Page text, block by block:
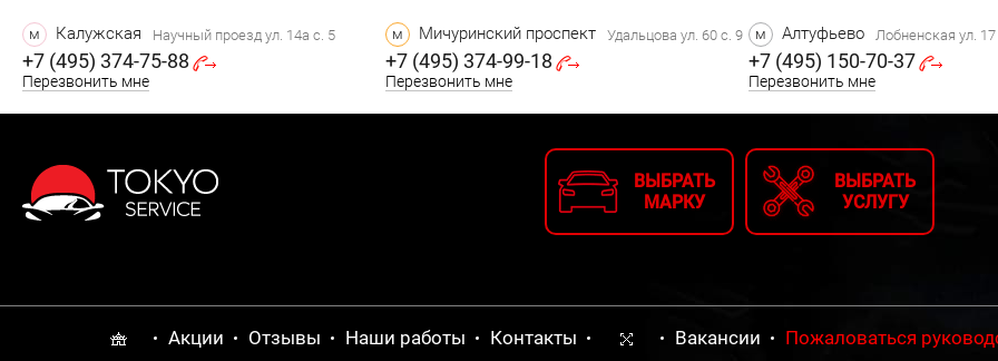
м Калужская Научный проезд ул. 14а с. 5
+7 (495) 374-75-88
Перезвонить мне
м Мичуринский проспект Удальцова ул. 60 с. 9
+7 (495) 374-99-18
Перезвонить мне
м Алтуфьево Лобненская ул. 17
+7 (495) 150-70-37
Перезвонить мне
ВЫБРАТЬ
МАРКУ
ВЫБРАТЬ
УСЛУГУ
Акции Отзывы Наши работы Контакты Вакансии Пожаловаться